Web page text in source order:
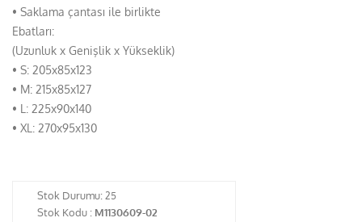
• Saklama çantası ile birlikte
Ebatları:
(Uzunluk x Genişlik x Yükseklik)
• S: 205x85x123
• M: 215x85x127
• L: 225x90x140
• XL: 270x95x130
Stok Durumu: 25
Stok Kodu : M1130609-02